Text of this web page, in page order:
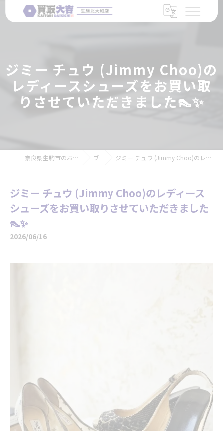
ジミー チュウ (Jimmy Choo)の
レディースシューズをお買い取
りさせていただきました👠✨
奈良県生駒市のお買取なら買取大吉 生駒北大和店 ブログ ジミー チュウ (Jimmy Choo)のレディースシューズをお買い取りさせていただきました👠✨
ジミー チュウ (Jimmy Choo)のレディース
シューズをお買い取りさせていただきました
👠✨
2026/06/16